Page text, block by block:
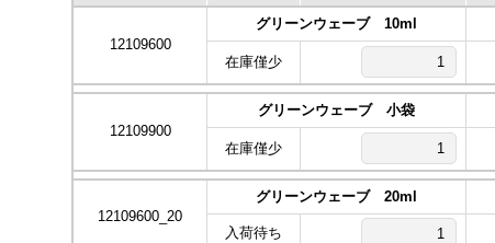
12109600
グリーンウェーブ 10ml
在庫僅少
12109900
グリーンウェーブ 小袋
在庫僅少
12109600_20
グリーンウェーブ 20ml
入荷待ち